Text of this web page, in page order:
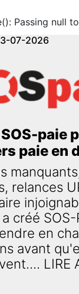
Passing null
07-2026
paie
paie en
relances
créé
en
avant
LIRE